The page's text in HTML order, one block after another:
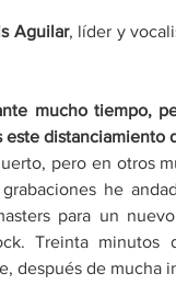
Aguilar, líder y
mucho tiempo,
este distanciamiento
pero en otros
he
para un
Treinta
después de mucha